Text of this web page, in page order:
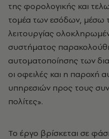
της φορολογικής και
τομέα των εσόδων, μέσω
λειτουργίας
συστήματος
αυτοματοποίησης των
οι οφειλές και η παροχή
υπηρεσιών προς τους
πολίτες».
Το έργο βρίσκεται σε